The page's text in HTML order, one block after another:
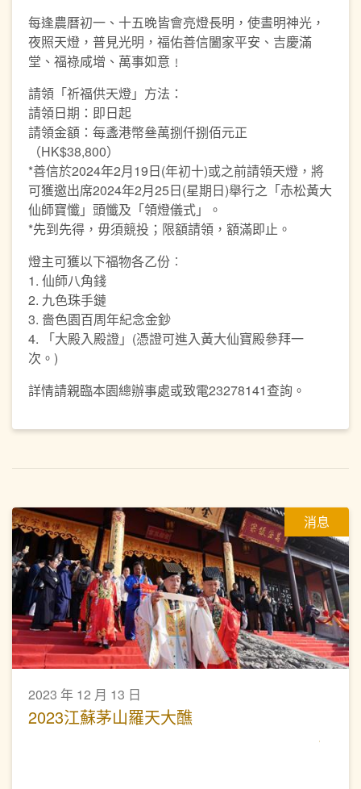
每逢農曆初一、十五晚皆會亮燈長明，使晝明神光，
夜照天燈，普見光明，福佑善信闔家平安、吉慶滿
堂、福祿咸增、萬事如意﹗
請領「祈福供天燈」方法：
請領日期：即日起
請領金額：每盞港幣叄萬捌仟捌佰元正
（HK$38,800）
*善信於2024年2月19日(年初十)或之前請領天燈，將
可獲邀出席2024年2月25日(星期日)舉行之「赤松黃大
仙師寶懺」頭懺及「領燈儀式」。
*先到先得，毋須競投；限額請領，額滿即止。
燈主可獲以下福物各乙份︰
1. 仙師八角錢
2. 九色珠手鏈
3. 嗇色園百周年紀念金鈔
4. 「大殿入殿證」(憑證可進入黃大仙寶殿參拜一
次。)
詳情請親臨本園總辦事處或致電23278141查詢。
消息
2023 年 12 月 13 日
2023江蘇茅山羅天大醮